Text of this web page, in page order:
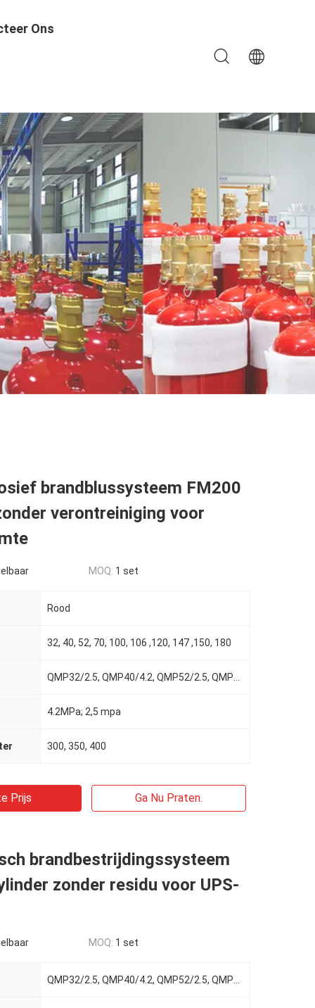
Ons
brandblussysteem FM200
verontreiniging voor
MOQ: 1 set
Rood
32, 40, 52, 70, 100, 106 ,120, 147 ,150, 180
4.2MPa; 2,5 mpa
300, 350, 400
Prijs Ga Nu Praten.
brandbestrijdingssysteem
zonder residu voor UPS-
MOQ: 1 set